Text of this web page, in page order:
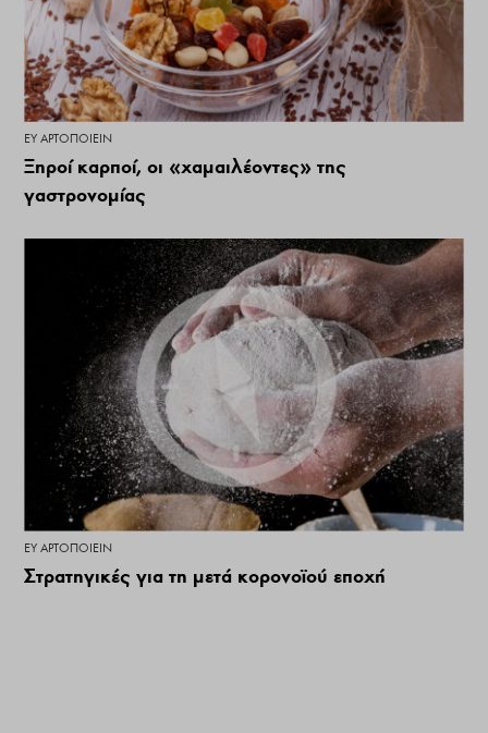
ΕΥ ΑΡΤΟΠΟΙΕΊΝ
Ξηροί καρποί, οι «χαμαιλέοντες» της
γαστρονομίας
ΕΥ ΑΡΤΟΠΟΙΕΊΝ
Στρατηγικές για τη μετά κορονοϊού εποχή